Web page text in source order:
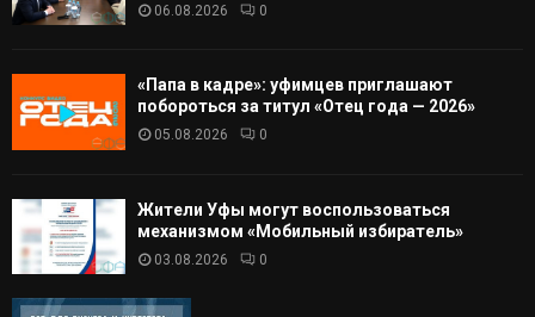
06.08.2026 0
«Папа в кадре»: уфимцев приглашают
побороться за титул «Отец года — 2026»
05.08.2026 0
Жители Уфы могут воспользоваться
механизмом «Мобильный избиратель»
03.08.2026 0